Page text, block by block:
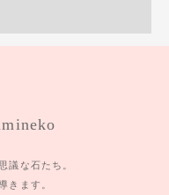
議な石たち。
きます。